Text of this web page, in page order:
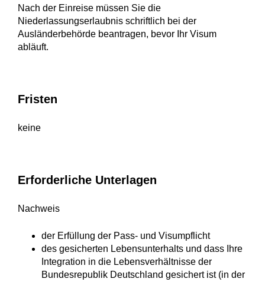
Nach der Einreise müssen Sie die
Niederlassungserlaubnis schriftlich bei der
Ausländerbehörde beantragen, bevor Ihr Visum
abläuft.
Fristen
keine
Erforderliche Unterlagen
Nachweis
der Erfüllung der Pass- und Visumpflicht
des gesicherten Lebensunterhalts und dass Ihre
Integration in die Lebensverhältnisse der
Bundesrepublik Deutschland gesichert ist (in der